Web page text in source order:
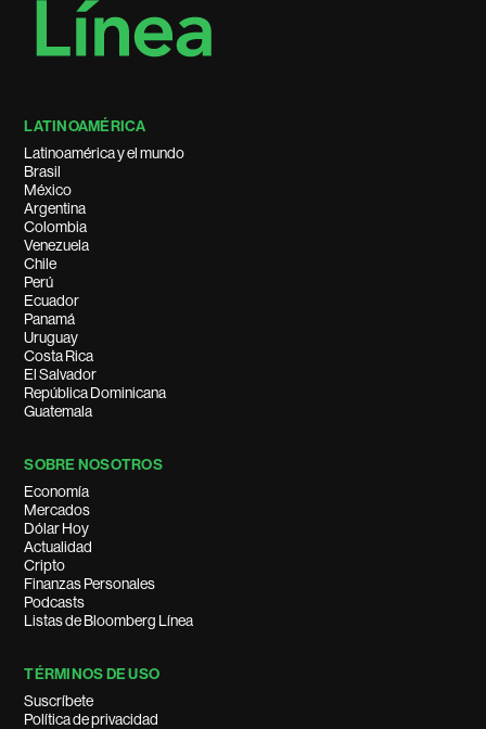
LATINOAMÉRICA
Latinoamérica y el mundo
Brasil
México
Argentina
Colombia
Venezuela
Chile
Perú
Ecuador
Panamá
Uruguay
Costa Rica
El Salvador
República Dominicana
Guatemala
SOBRE NOSOTROS
Economía
Mercados
Dólar Hoy
Actualidad
Cripto
Finanzas Personales
Podcasts
Listas de Bloomberg Línea
TÉRMINOS DE USO
Suscríbete
Política de privacidad